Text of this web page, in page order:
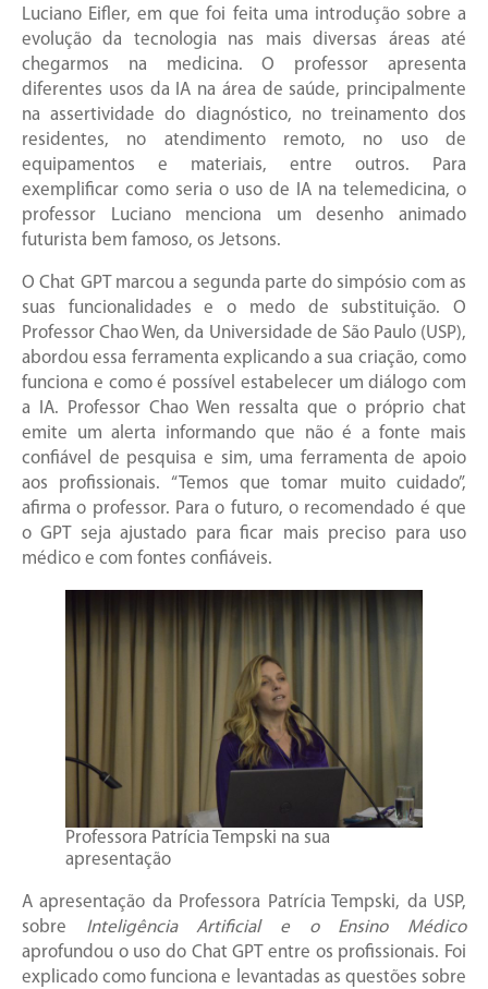
Luciano Eifler, em que foi feita uma introdução sobre a
evolução da tecnologia nas mais diversas áreas até
chegarmos na medicina. O professor apresenta
diferentes usos da IA na área de saúde, principalmente
na assertividade do diagnóstico, no treinamento dos
residentes, no atendimento remoto, no uso de
equipamentos e materiais, entre outros. Para
exemplificar como seria o uso de IA na telemedicina, o
professor Luciano menciona um desenho animado
futurista bem famoso, os Jetsons.
O Chat GPT marcou a segunda parte do simpósio com as
suas funcionalidades e o medo de substituição. O
Professor Chao Wen, da Universidade de São Paulo (USP),
abordou essa ferramenta explicando a sua criação, como
funciona e como é possível estabelecer um diálogo com
a IA. Professor Chao Wen ressalta que o próprio chat
emite um alerta informando que não é a fonte mais
confiável de pesquisa e sim, uma ferramenta de apoio
aos profissionais. “Temos que tomar muito cuidado”,
afirma o professor. Para o futuro, o recomendado é que
o GPT seja ajustado para ficar mais preciso para uso
médico e com fontes confiáveis.
Professora Patrícia Tempski na sua
apresentação
A apresentação da Professora Patrícia Tempski, da USP,
sobre Inteligência Artificial e o Ensino Médico
aprofundou o uso do Chat GPT entre os profissionais. Foi
explicado como funciona e levantadas as questões sobre